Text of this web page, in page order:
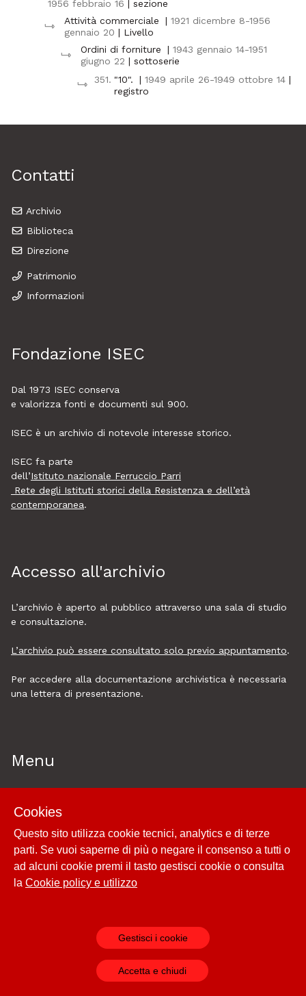
1956 febbraio 16 | sezione
Attività commerciale
| 1921 dicembre 8-1956
gennaio 20 | Livello
Ordini di forniture
| 1943 gennaio 14-1951
giugno 22 | sottoserie
351. "10". | 1949 aprile 26-1949 ottobre 14 |
registro
Contatti
Archivio
Biblioteca
Direzione
Patrimonio
Informazioni
Fondazione ISEC
Dal 1973 ISEC conserva
e valorizza fonti e documenti sul 900.
ISEC è un archivio di notevole interesse storico.
ISEC fa parte
dell’Istituto nazionale Ferruccio Parri
Rete degli Istituti storici della Resistenza e dell’età
contemporanea.
Accesso all'archivio
L’archivio è aperto al pubblico attraverso una sala di studio
e consultazione.
L’archivio può essere consultato solo previo appuntamento.
Per accedere alla documentazione archivistica è necessaria
una lettera di presentazione.
Menu
Esplora
Historytelling
Cookie policy e utilizzo
Cookies
Questo sito utilizza cookie tecnici, analytics e di terze
parti. Se vuoi saperne di più o negare il consenso a tutti o
ad alcuni cookie premi il tasto gestisci cookie o consulta
la Cookie policy e utilizzo
Gestisci i cookie
Accetta e chiudi